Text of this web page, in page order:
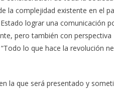
la complejidad existente en el
lograr una comunicación
pero también con
lo que hace la revolución
la que será presentado y